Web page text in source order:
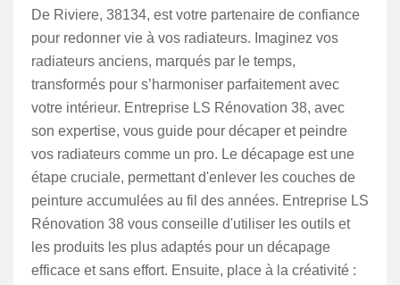
De Riviere, 38134, est votre partenaire de confiance
pour redonner vie à vos radiateurs. Imaginez vos
radiateurs anciens, marqués par le temps,
transformés pour s’harmoniser parfaitement avec
votre intérieur. Entreprise LS Rénovation 38, avec
son expertise, vous guide pour décaper et peindre
vos radiateurs comme un pro. Le décapage est une
étape cruciale, permettant d'enlever les couches de
peinture accumulées au fil des années. Entreprise LS
Rénovation 38 vous conseille d'utiliser les outils et
les produits les plus adaptés pour un décapage
efficace et sans effort. Ensuite, place à la créativité :